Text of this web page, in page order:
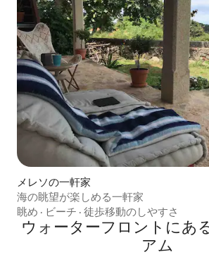
メレソの一軒家
海の眺望が楽しめる一軒家
眺め · ビーチ · 徒歩移動のしやすさ
ウォーターフロントにあ
アム